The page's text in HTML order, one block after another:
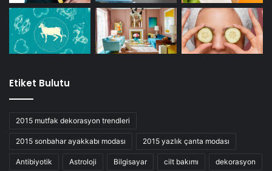
Etiket Bulutu
2015 mutfak dekorasyon trendleri
2015 sonbahar ayakkabı modası 2015 yazlık çanta modası
Antibiyotik Astroloji Bilgisayar cilt bakımı dekorasyon